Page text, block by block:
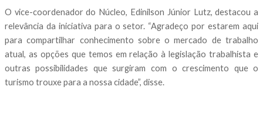
O vice-coordenador do Núcleo, Edinilson Júnior Lutz, destacou a
relevância da iniciativa para o setor. “Agradeço por estarem aqui
para compartilhar conhecimento sobre o mercado de trabalho
atual, as opções que temos em relação à legislação trabalhista e
outras possibilidades que surgiram com o crescimento que o
turismo trouxe para a nossa cidade”, disse.